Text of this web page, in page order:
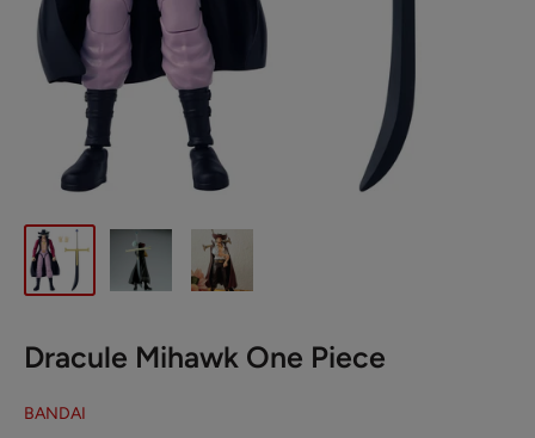
Dracule Mihawk One Piece
BANDAI